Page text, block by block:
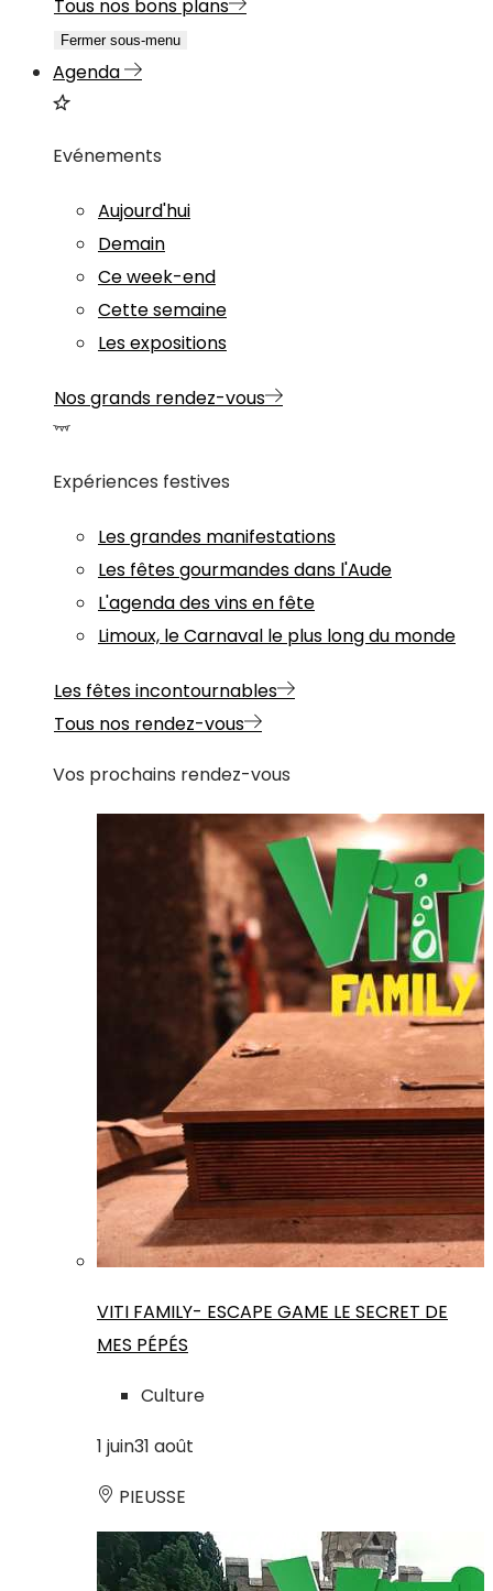
Tous nos bons plans
Fermer sous-menu
Agenda
Evénements
Aujourd'hui
Demain
Ce week-end
Cette semaine
Les expositions
Nos grands rendez-vous
Expériences festives
Les grandes manifestations
Les fêtes gourmandes dans l'Aude
L'agenda des vins en fête
Limoux, le Carnaval le plus long du monde
Les fêtes incontournables
Tous nos rendez-vous
Vos prochains rendez-vous
VITI FAMILY- ESCAPE GAME LE SECRET DE
MES PÉPÉS
Culture
1 juin31 août
PIEUSSE